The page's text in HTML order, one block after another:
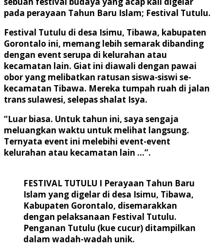
pada perayaan Tahun Baru Islam; Festival Tutulu.
Festival Tutulu di desa Isimu, Tibawa, kabupaten
Gorontalo ini, memang lebih semarak dibanding
dengan event serupa di kelurahan atau
kecamatan lain. Giat ini diawali dengan pawai
obor yang melibatkan ratusan siswa-siswi se-
kecamatan Tibawa. Mereka tumpah ruah di jalan
trans sulawesi, selepas shalat Isya.
“Luar biasa. Untuk tahun ini, saya sengaja
meluangkan waktu untuk melihat langsung.
Ternyata event ini melebihi event-event
kelurahan atau kecamatan lain …”.
FESTIVAL TUTULU I Perayaan Tahun Baru
Islam yang digelar di desa Isimu, Tibawa,
Kabupaten Gorontalo, disemarakkan
dengan pelaksanaan Festival Tutulu.
Penganan Tutulu (kue cucur) ditampilkan
dalam wadah-wadah unik.